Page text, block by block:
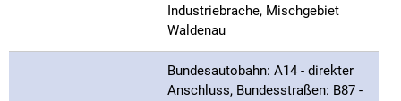
Industriebrache, Mischgebiet
Waldenau
Bundesautobahn: A14 - direkter
Anschluss, Bundesstraßen: B87 -